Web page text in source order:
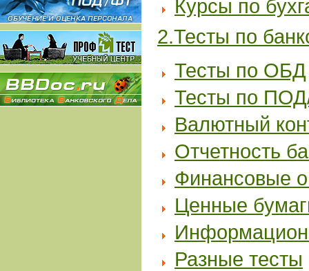
Курсы по
2.Тесты по
Тесты по ОБД
Тесты по
Валютный
Отчетность
Финансовые
Ценные
Разные тесты